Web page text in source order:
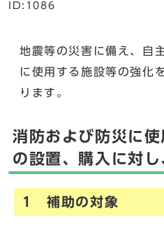
ID:1086
地震等の災害に備え、自
に使用する施設等の強化
ります。
消防および防災に
の設置、購入に対
1 補助の対象